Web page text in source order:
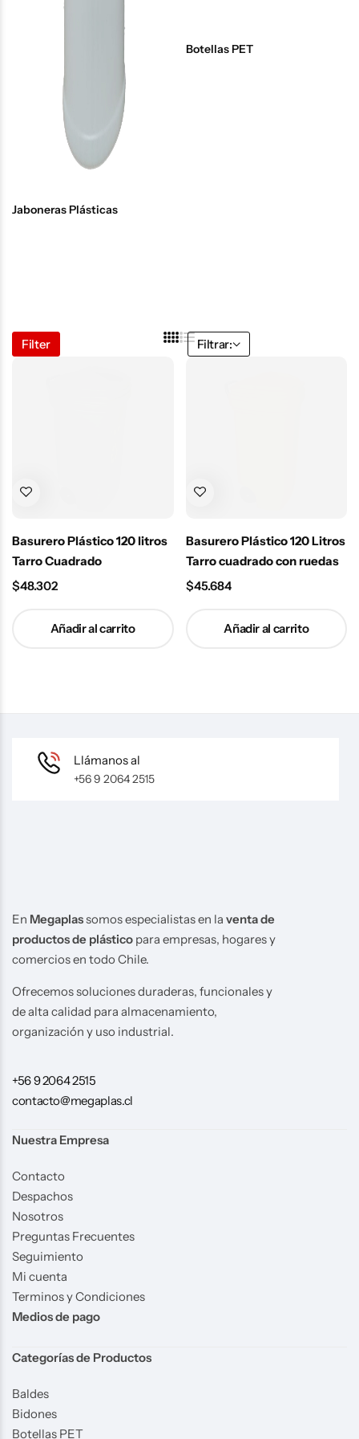
Jaboneras Plásticas
Botellas PET
Filter Filtrar:
Basurero Plástico 120 litros
Tarro Cuadrado
$48.302
Añadir al carrito
Basurero Plástico 120 Litros
Tarro cuadrado con ruedas
$45.684
Añadir al carrito
Llámanos al
+56 9 2064 2515
En Megaplassomos especialistas en la venta de
productos de plástico para empresas, hogares y
comercios en todo Chile.
Ofrecemos soluciones duraderas, funcionales y
de alta calidad para almacenamiento,
organización y uso industrial.
+56 9 2064 2515
contacto@megaplas.cl
Nuestra Empresa
Contacto
Despachos
Nosotros
Preguntas Frecuentes
Seguimiento
Mi cuenta
Terminos y Condiciones
Medios de pago
Categorías de Productos
Baldes
Bidones
Botellas PET